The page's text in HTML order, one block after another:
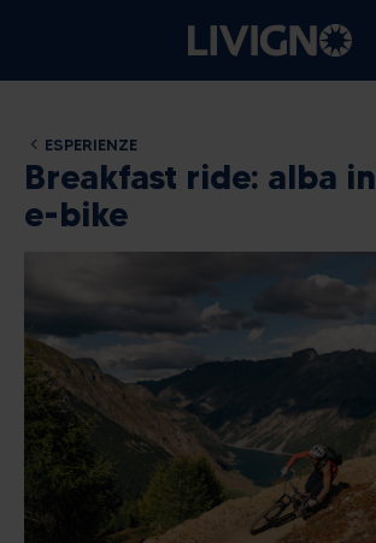
ESPERIENZE
Breakfast ride: alba in
e-bike